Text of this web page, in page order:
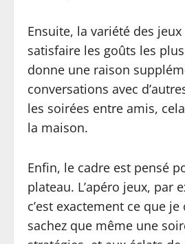
Ensuite, la variété des
satisfaire les goûts les
donne une raison
conversations avec
les soirées entre amis,
la maison.
Enfin, le cadre est pensé
plateau. L’apéro jeux, par
c’est exactement ce que
sachez que même une